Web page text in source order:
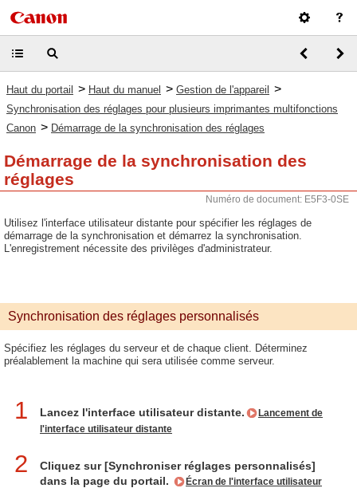
Haut du portail > Haut du manuel > Gestion de l'appareil >
Synchronisation des réglages pour plusieurs imprimantes multifonctions
Canon > Démarrage de la synchronisation des réglages
Démarrage de la synchronisation des
réglages
Numéro de document: E5F3-0SE
Utilisez l'interface utilisateur distante pour spécifier les réglages de
démarrage de la synchronisation et démarrez la synchronisation.
L'enregistrement nécessite des privilèges d'administrateur.
Synchronisation des réglages personnalisés
Spécifiez les réglages du serveur et de chaque client. Déterminez
préalablement la machine qui sera utilisée comme serveur.
1 Lancez l'interface utilisateur distante.
Lancement de
l'interface utilisateur distante
2
Cliquez sur [Synchroniser réglages personnalisés]
dans la page du portail.
Écran de l'interface utilisateur